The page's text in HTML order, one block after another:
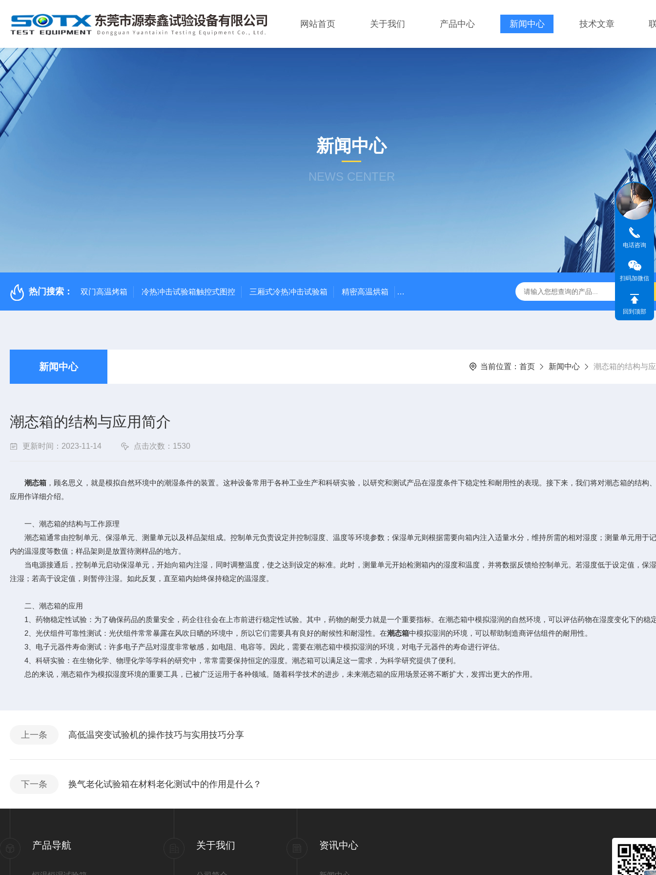
网站首页 关于我们 产品中心 新闻中心 技术文章
新闻中心
NEWS CENTER
热门搜索： 双门高温烤箱 冷热冲击试验箱触控式图控 三厢式冷热冲击试验箱 精密高温烘箱 YTX-BIR步入式高温老化房 立式恒温恒湿试验箱 订制高温老化试
新闻中心 当前位置： 首页 新闻中心 潮态箱的结构与
潮态箱的结构与应用简介
更新时间：2023-11-14 点击次数：1530
潮态箱 ，顾名思义，就是模拟自然环境中的潮湿条件的装置。这种设备常用于各种工业生产和科研实验，以研究和测试产品在湿度条件下稳定性和耐用性的表现。接下来，我们将对潮态箱的结构
应用作详细介绍。
一、潮态箱的结构与工作原理
潮态箱通常由控制单元、保湿单元、测量单元以及样品架组成。控制单元负责设定并控制湿度、温度等环境参数；保湿单元则根据需要向箱内注入适量水分，维持所需的相对湿度；测量单元用于
内的温湿度等数值；样品架则是放置待测样品的地方。
当电源接通后，控制单元启动保湿单元，开始向箱内注湿，同时调整温度，使之达到设定的标准。此时，测量单元开始检测箱内的湿度和温度，并将数据反馈给控制单元。若湿度低于设定值，保
注湿；若高于设定值，则暂停注湿。如此反复，直至箱内始终保持稳定的温湿度。
二、潮态箱的应用
1、药物稳定性试验：为了确保药品的质量安全，药企往往会在上市前进行稳定性试验。其中，药物的耐受力就是一个重要指标。在潮态箱中模拟湿润的自然环境，可以评估药物在湿度变化下的稳
2、光伏组件可靠性测试：光伏组件常常暴露在风吹日晒的环境中，所以它们需要具有良好的耐候性和耐湿性。在潮态箱中模拟湿润的环境，可以帮助制造商评估组件的耐用性。
3、电子元器件寿命测试：许多电子产品对湿度非常敏感，如电阻、电容等。因此，需要在潮态箱中模拟湿润的环境，对电子元器件的寿命进行评估。
4、科研实验：在生物化学、物理化学等学科的研究中，常常需要保持恒定的湿度。潮态箱可以满足这一需求，为科学研究提供了便利。
总的来说，潮态箱作为模拟湿度环境的重要工具，已被广泛运用于各种领域。随着科学技术的进步，未来潮态箱的应用场景还将不断扩大，发挥出更大的作用。
上一条 高低温突变试验机的操作技巧与实用技巧分享
下一条 换气老化试验箱在材料老化测试中的作用是什么？
产品导航 关于我们 资讯中心
电话咨询
扫码加微信
回到顶部